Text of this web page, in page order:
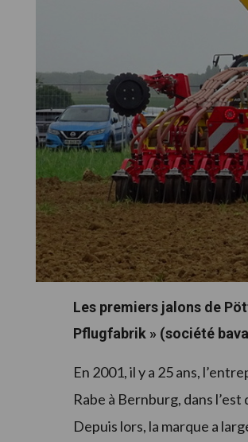
Les premiers jalons de
Pflugfabrik » (société
En 2001, il y a 25 ans,
Rabe à Bernburg, dans
Depuis lors, la marque a